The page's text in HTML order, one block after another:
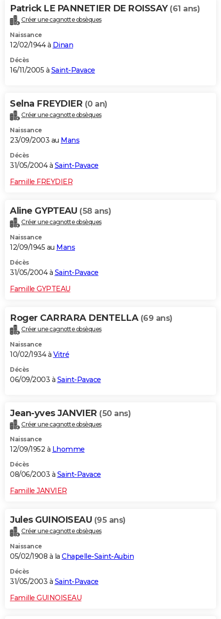
Patrick LE PANNETIER DE ROISSAY (61 ans)
Créer une cagnotte obsèques
Naissance
12/02/1944 à Dinan
Décès
16/11/2005 à Saint-Pavace
Selna FREYDIER (0 an)
Créer une cagnotte obsèques
Naissance
23/09/2003 au Mans
Décès
31/05/2004 à Saint-Pavace
Famille FREYDIER
Aline GYPTEAU (58 ans)
Créer une cagnotte obsèques
Naissance
12/09/1945 au Mans
Décès
31/05/2004 à Saint-Pavace
Famille GYPTEAU
Roger CARRARA DENTELLA (69 ans)
Créer une cagnotte obsèques
Naissance
10/02/1934 à Vitré
Décès
06/09/2003 à Saint-Pavace
Jean-yves JANVIER (50 ans)
Créer une cagnotte obsèques
Naissance
12/09/1952 à Lhomme
Décès
08/06/2003 à Saint-Pavace
Famille JANVIER
Jules GUINOISEAU (95 ans)
Créer une cagnotte obsèques
Naissance
05/02/1908 à la Chapelle-Saint-Aubin
Décès
31/05/2003 à Saint-Pavace
Famille GUINOISEAU